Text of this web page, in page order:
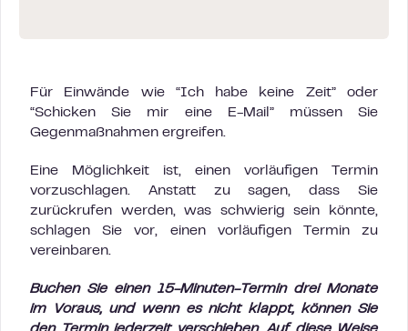
Für Einwände wie “Ich habe keine Zeit” oder
“Schicken Sie mir eine E-Mail” müssen Sie
Gegenmaßnahmen ergreifen.
Eine Möglichkeit ist, einen vorläufigen Termin
vorzuschlagen. Anstatt zu sagen, dass Sie
zurückrufen werden, was schwierig sein könnte,
schlagen Sie vor, einen vorläufigen Termin zu
vereinbaren.
Buchen Sie einen 15-Minuten-Termin drei Monate
im Voraus, und wenn es nicht klappt, können Sie